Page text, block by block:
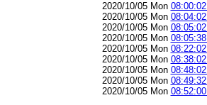
2020/10/05 Mon 08:00:02
2020/10/05 Mon 08:04:02
2020/10/05 Mon 08:05:02
2020/10/05 Mon 08:05:38
2020/10/05 Mon 08:22:02
2020/10/05 Mon 08:38:02
2020/10/05 Mon 08:48:02
2020/10/05 Mon 08:49:32
2020/10/05 Mon 08:52:00